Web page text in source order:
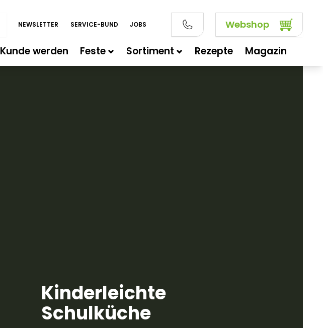
NEWSLETTER SERVICE-BUND JOBS Webshop
Kunde werden Feste Sortiment Rezepte
Magazin
Kinderleichte
Schulküche